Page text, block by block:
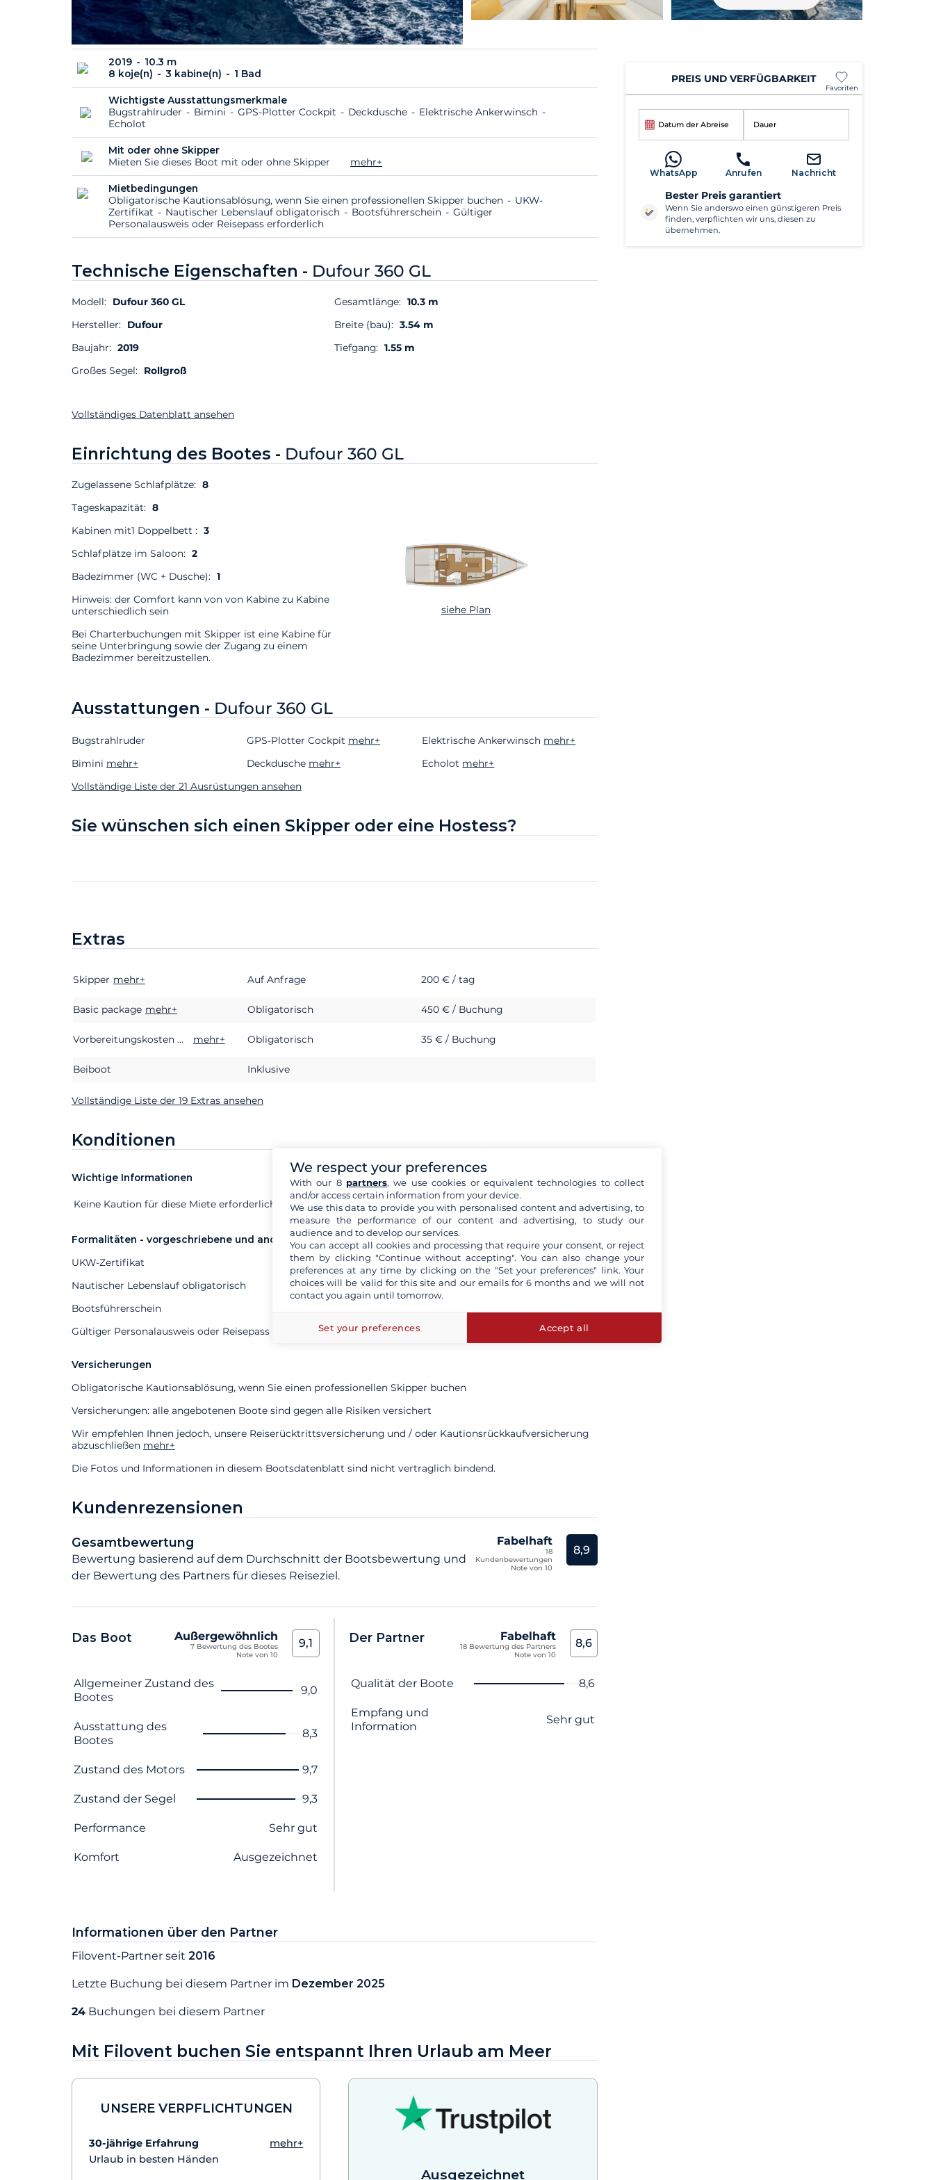
2019
10.3 m
8 koje(n)
3 kabine(n) 1 Bad
Wichtigste Ausstattungsmerkmale
Bugstrahlruder
Bimini GPS-Plotter Cockpit Deckdusche
Elektrische Ankerwinsch
Echolot
Mit oder ohne Skipper
Mieten Sie dieses Boot mit oder ohne Skipper
mehr+
Mietbedingungen
Obligatorische Kautionsablösung, wenn Sie einen professionellen Skipper buchen
UKW-
Zertifikat
Nautischer Lebenslauf obligatorisch Bootsführerschein
Gültiger
Personalausweis oder Reisepass erforderlich
Technische Eigenschaften - Dufour 360 GL
Modell: Dufour 360 GL
Hersteller: Dufour
Baujahr: 2019
Großes Segel: Rollgroß
Gesamtlänge: 10.3 m
Breite (bau): 3.54 m
Tiefgang: 1.55 m
Vollständiges Datenblatt ansehen
Einrichtung des Bootes - Dufour 360 GL
Zugelassene Schlafplätze: 8
Tageskapazität: 8
Kabinen mit1 Doppelbett : 3
Schlafplätze im Saloon: 2
Badezimmer (WC + Dusche): 1
Hinweis: der Comfort kann von von Kabine zu Kabine
unterschiedlich sein
Bei Charterbuchungen mit Skipper ist eine Kabine für
seine Unterbringung sowie der Zugang zu einem
Badezimmer bereitzustellen.
siehe Plan
Ausstattungen - Dufour 360 GL
Bugstrahlruder
Bimini mehr+
GPS-Plotter Cockpit mehr+
Deckdusche mehr+
Elektrische Ankerwinsch mehr+
Echolot mehr+
Vollständige Liste der 21 Ausrüstungen ansehen
Sie wünschen sich einen Skipper oder eine Hostess?
Extras
Extras Status Preis
Skipper mehr+ Auf Anfrage 200 € / tag
Basic package mehr+ Obligatorisch 450 € / Buchung
Vorbereitungskosten des Schiffes mehr+ Obligatorisch 35 € / Buchung
Beiboot Inklusive
Vollständige Liste der 19 Extras ansehen
Konditionen
Wichtige Informationen
Extras Status Preis
Keine Kaution für diese Miete erforderlich
Formalitäten - vorgeschriebene und andere Dokumente
UKW-Zertifikat
Nautischer Lebenslauf obligatorisch
Bootsführerschein
Gültiger Personalausweis oder Reisepass erforderlich
Versicherungen
Obligatorische Kautionsablösung, wenn Sie einen professionellen Skipper buchen
Versicherungen: alle angebotenen Boote sind gegen alle Risiken versichert
Wir empfehlen Ihnen jedoch, unsere Reiserücktrittsversicherung und / oder Kautionsrückkaufversicherung
abzuschließen mehr+
Die Fotos und Informationen in diesem Bootsdatenblatt sind nicht vertraglich bindend.
Kundenrezensionen
Gesamtbewertung
Bewertung basierend auf dem Durchschnitt der Bootsbewertung und
der Bewertung des Partners für dieses Reiseziel.
Fabelhaft
18
Kundenbewertungen
Note von 10
8,9
Das Boot Außergewöhnlich
7 Bewertung des Bootes
Note von 10
9,1
Name des Kriteriums Note
Allgemeiner Zustand des
Bootes
9,0
Ausstattung des
Bootes
8,3
Zustand des Motors 9,7
Zustand der Segel 9,3
Performance Sehr gut
Komfort Ausgezeichnet
Der Partner Fabelhaft
18 Bewertung des Partners
Note von 10
8,6
Name des Kriteriums Note
Qualität der Boote 8,6
Empfang und
Information
Sehr gut
Informationen über den Partner
Filovent-Partner seit 2016
Letzte Buchung bei diesem Partner im Dezember 2025
24 Buchungen bei diesem Partner
Mit Filovent buchen Sie entspannt Ihren Urlaub am Meer
UNSERE VERPFLICHTUNGEN
30-jährige Erfahrung
mehr+
Urlaub in besten Händen
Ausgezeichnet
PREIS UND VERFÜGBARKEIT
Favoriten
Datum der Abreise Dauer
WhatsApp Anrufen Nachricht
Bester Preis garantiert
Wenn Sie anderswo einen günstigeren Preis
finden, verpflichten wir uns, diesen zu
übernehmen.
We respect your preferences
With our 8 partners, we use cookies or equivalent technologies to collect
and/or access certain information from your device.
We use this data to provide you with personalised content and advertising, to
measure the performance of our content and advertising, to study our
audience and to develop our services.
You can accept all cookies and processing that require your consent, or reject
them by clicking "Continue without accepting". You can also change your
preferences at any time by clicking on the "Set your preferences" link. Your
choices will be valid for this site and our emails for 6 months and we will not
contact you again until tomorrow.
Set your preferences Accept all